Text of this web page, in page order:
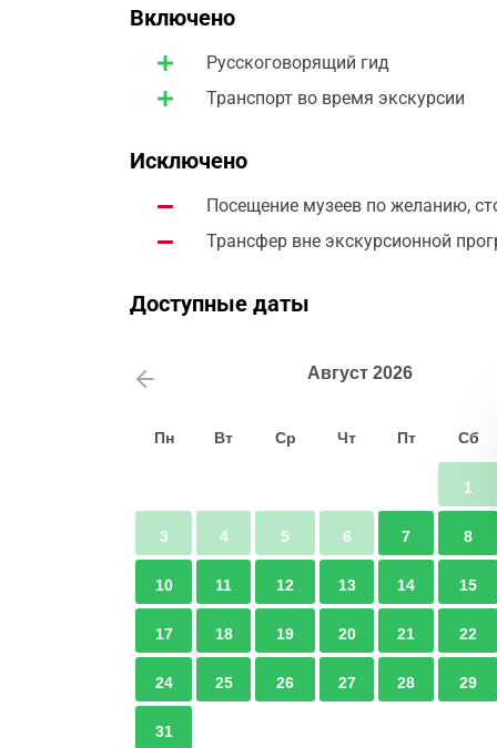
Включено
Русскоговорящий гид
Транспорт во время экскурсии
Исключено
Посещение музеев по желанию,
Трансфер вне экскурсионной
Доступные даты
Август 2026
Пн Вт Ср Чт Пт Сб
1
3 4 5 6 7 8
10 11 12 13 14 15
17 18 19 20 21 22
24 25 26 27 28 29
31